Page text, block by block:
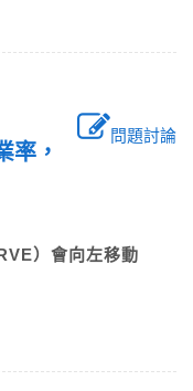
問題討論
率，
）會向左移動